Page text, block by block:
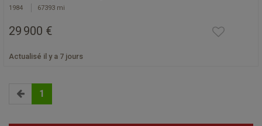
1984 67393 mi
29 900 €
Actualisé il y a 7 jours
1